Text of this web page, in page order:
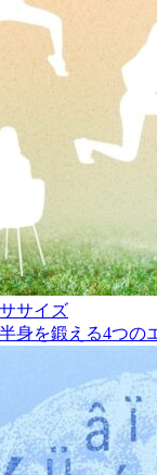
サイズ
身を鍛える4つの